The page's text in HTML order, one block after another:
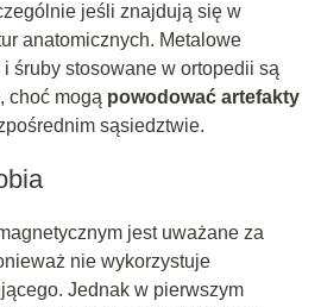
jeśli znajdują się w
anatomicznych. Metalowe
i śruby stosowane w ortopedii są
choć mogą powodować artefakty
sąsiedztwie.
jest uważane za
nie wykorzystuje
Jednak w pierwszym